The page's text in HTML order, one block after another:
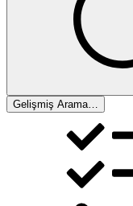
Gelişmiş Arama…